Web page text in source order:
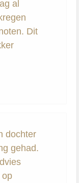
al
Dit
dochter
gehad.
op